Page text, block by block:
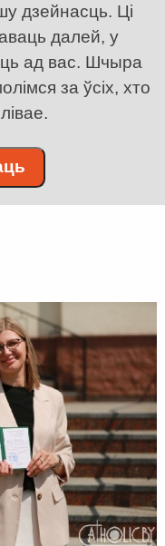
дзейнасць. Ці
далей, у
ад вас. Шчыра
за ўсіх, хто